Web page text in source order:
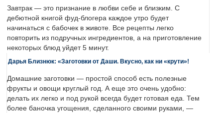
Завтрак — это признание в любви себе и близким. С
дебютной книгой фуд-блогера каждое утро будет
начинаться с бабочек в животе. Все рецепты легко
повторить из подручных ингредиентов, а на приготовление
некоторых блюд уйдет 5 минут.
Дарья Близнюк: «Заготовки от Даши. Вкусно, как ни «крути»!
Домашние заготовки — простой способ есть полезные
фрукты и овощи круглый год. А еще это очень удобно:
делать их легко и под рукой всегда будет готовая еда. Тем
более баночка угощения, сделанного своими руками, —